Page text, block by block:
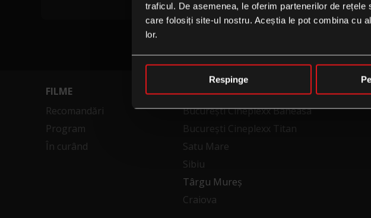
traficul. De asemenea, le oferim partenerilor de
care folosiți site-ul nostru. Aceștia le pot combina cu
lor.
Respinge
FILME
Recomandări
Program
În curând
CINEMATOGRAFE
București Cineplexx Baneasa
București Cineplexx Titan
Satu Mare
Sibiu
Târgu Mureș
Craiova